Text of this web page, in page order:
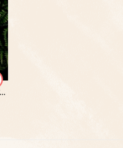
Fulgora Yerba Mate con Cordyceps